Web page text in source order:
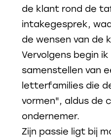
de klant rond de
intakegesprek,
de wensen van de
Vervolgens begin
samenstellen van
letterfamilies die
vormen", aldus de
ondernemer.
Zijn passie ligt bij